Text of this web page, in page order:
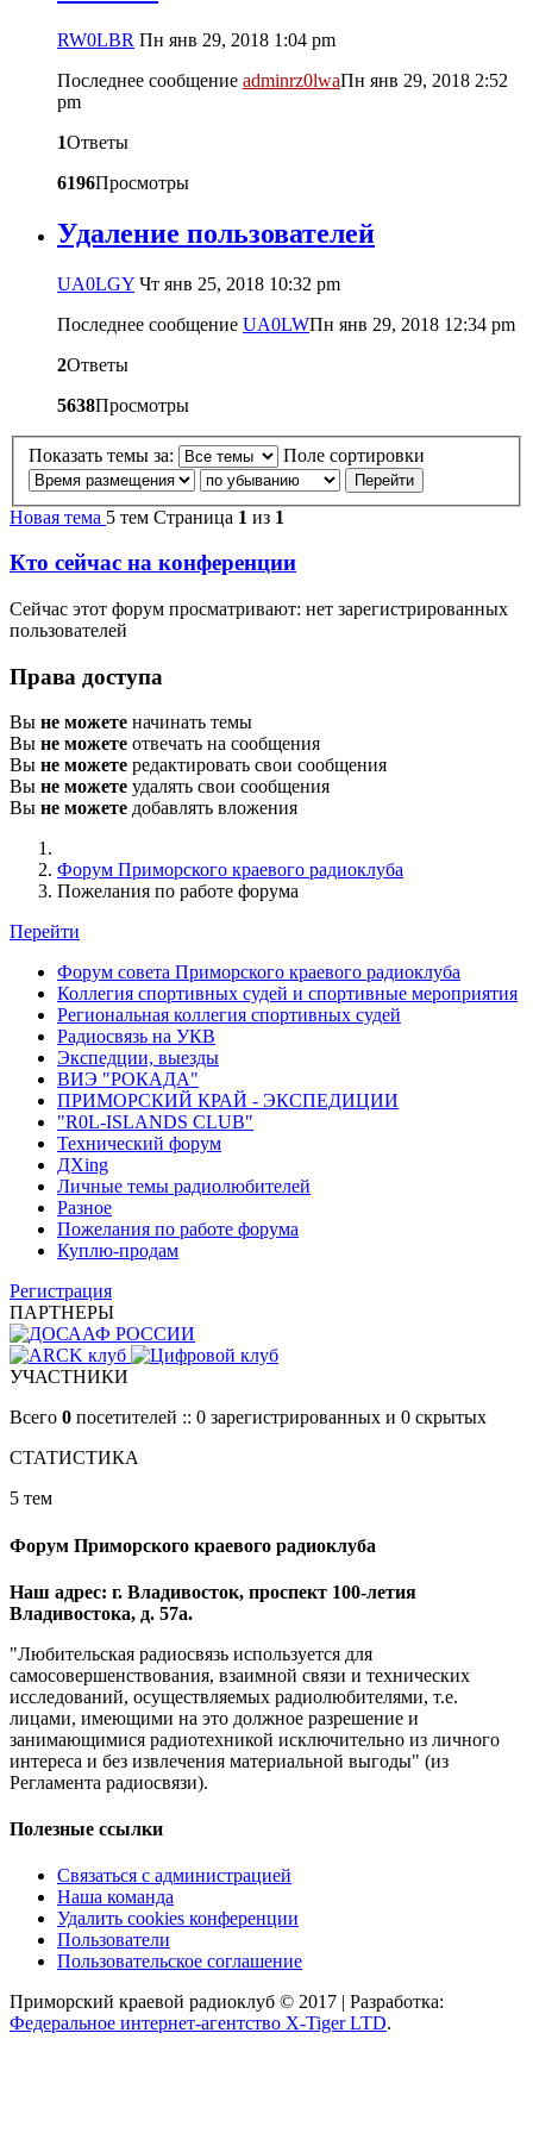
RW0LBR Пн янв 29, 2018 1:04 pm
Последнее сообщение adminrz0lwaПн янв 29, 2018 2:52
pm
1Ответы
6196Просмотры
Удаление пользователей
UA0LGY Чт янв 25, 2018 10:32 pm
Последнее сообщение UA0LWПн янв 29, 2018 12:34 pm
2Ответы
5638Просмотры
Показать темы за: Поле сортировки
Новая тема 5 тем Страница 1 из 1
Кто сейчас на конференции
Сейчас этот форум просматривают: нет зарегистрированных
пользователей
Права доступа
Вы не можете начинать темы
Вы не можете отвечать на сообщения
Вы не можете редактировать свои сообщения
Вы не можете удалять свои сообщения
Вы не можете добавлять вложения
Форум Приморского краевого радиоклуба
Пожелания по работе форума
Перейти
Форум совета Приморского краевого радиоклуба
Коллегия спортивных судей и спортивные мероприятия
Региональная коллегия спортивных судей
Радиосвязь на УКВ
Экспедции, выезды
ВИЭ "РОКАДА"
ПРИМОРСКИЙ КРАЙ - ЭКСПЕДИЦИИ
"R0L-ISLANDS CLUB"
Технический форум
ДХing
Личные темы радиолюбителей
Разное
Пожелания по работе форума
Куплю-продам
Регистрация
ПАРТНЕРЫ
УЧАСТНИКИ
Всего 0 посетителей :: 0 зарегистрированных и 0 скрытых
СТАТИСТИКА
5 тем
Форум Приморского краевого радиоклуба
Наш адрес: г. Владивосток, проспект 100-летия
Владивостока, д. 57а.
"Любительская радиосвязь используется для
самосовершенствования, взаимной связи и технических
исследований, осуществляемых радиолюбителями, т.е.
лицами, имеющими на это должное разрешение и
занимающимися радиотехникой исключительно из личного
интереса и без извлечения материальной выгоды" (из
Регламента радиосвязи).
Полезные ссылки
Связаться с администрацией
Наша команда
Удалить cookies конференции
Пользователи
Пользовательское соглашение
Приморский краевой радиоклуб © 2017 | Разработка:
Федеральное интернет-агентство X-Tiger LTD.